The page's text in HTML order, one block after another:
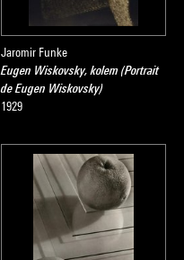
Jaromir Funke
Eugen Wiskovsky, kolem (Portrait
de Eugen Wiskovsky)
1929